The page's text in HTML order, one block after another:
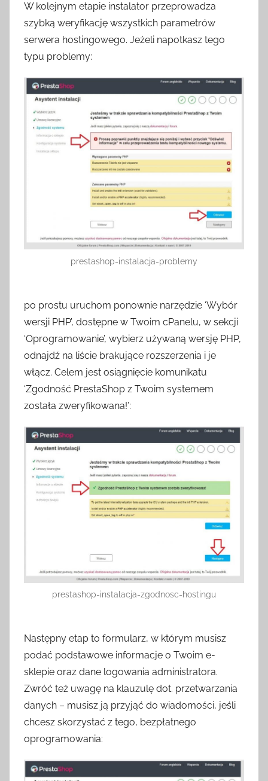
W kolejnym etapie instalator przeprowadza
szybką weryfikację wszystkich parametrów
serwera hostingowego. Jeżeli napotkasz tego
typu problemy:
prestashop-instalacja-problemy
po prostu uruchom ponownie narzędzie ‘Wybór
wersji PHP’, dostępne w Twoim cPanelu, w sekcji
‘Oprogramowanie’, wybierz używaną wersję PHP,
odnajdź na liście brakujące rozszerzenia i je
włącz. Celem jest osiągnięcie komunikatu
‘Zgodność PrestaShop z Twoim systemem
została zweryfikowana!’:
prestashop-instalacja-zgodnosc-hostingu
Następny etap to formularz, w którym musisz
podać podstawowe informacje o Twoim e-
sklepie oraz dane logowania administratora.
Zwróć też uwagę na klauzulę dot. przetwarzania
danych – musisz ją przyjąć do wiadomości, jeśli
chcesz skorzystać z tego, bezpłatnego
oprogramowania: